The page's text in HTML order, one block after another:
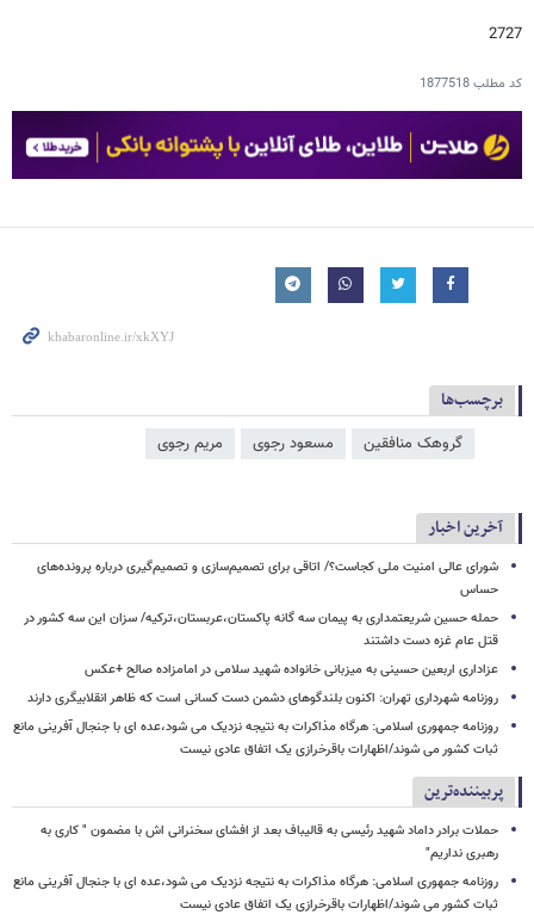
2727
کد مطلب1877518
برچسب‌ها
گروهک منافقین مسعود رجوی مریم رجوی
آخرین اخبار
شورای عالی امنیت ملی کجاست؟/ اتاقی برای تصمیم‌سازی و تصمیم‌گیری درباره پرونده‌های
حساس
حمله حسین شریعتمداری به پیمان سه گانه پاکستان،عربستان،ترکیه/ سزان این سه کشور در
قتل عام غزه دست داشتند
عزاداری اربعین حسینی به میزبانی خانواده شهید سلامی در امامزاده صالح +عکس
روزنامه شهرداری تهران: اکنون بلندگوهای دشمن دست کسانی است که ظاهر انقلابیگری دارند
روزنامه جمهوری اسلامی: هرگاه مذاکرات به نتیجه نزدیک می شود،عده ای با جنجال آفرینی مانع
ثبات کشور می شوند/اظهارات باقرخرازی یک اتفاق عادی نیست
پربیننده‌ترین
حملات برادر داماد شهید رئیسی به قالیباف بعد از افشای سخنرانی اش با مضمون " کاری به
رهبری نداریم"
روزنامه جمهوری اسلامی: هرگاه مذاکرات به نتیجه نزدیک می شود،عده ای با جنجال آفرینی مانع
ثبات کشور می شوند/اظهارات باقرخرازی یک اتفاق عادی نیست